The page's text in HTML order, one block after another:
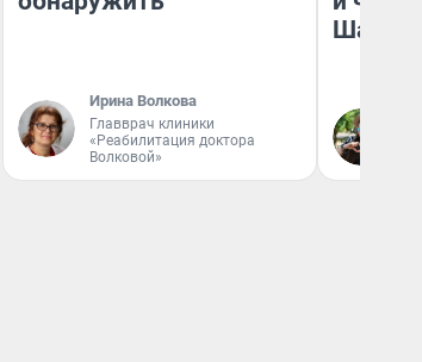
Ирина Волкова
Главврач клиники
«Реабилитация доктора
Волковой»